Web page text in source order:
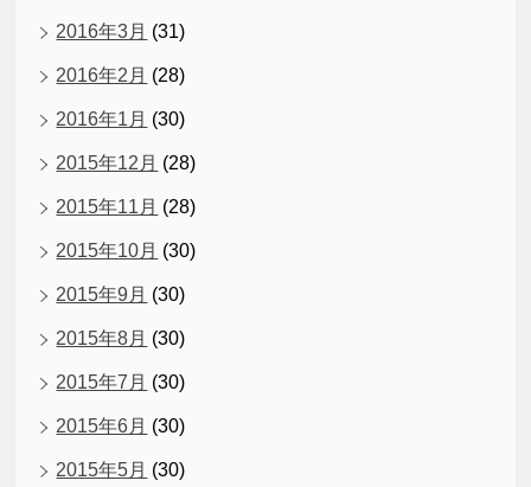
2016年3月 (31)
2016年2月 (28)
2016年1月 (30)
2015年12月 (28)
2015年11月 (28)
2015年10月 (30)
2015年9月 (30)
2015年8月 (30)
2015年7月 (30)
2015年6月 (30)
2015年5月 (30)